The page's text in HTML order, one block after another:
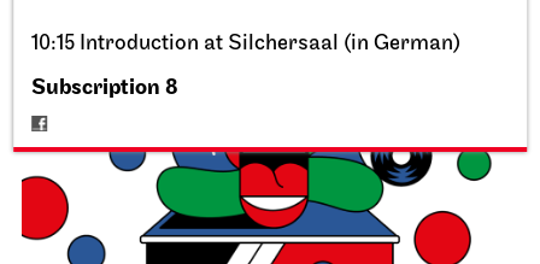
10:15 Introduction at Silchersaal (in German)
Subscription 8